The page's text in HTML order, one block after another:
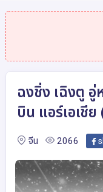
ฉงชิ่ง เฉิงตู อู่
บิน แอร์เอเชีย
จีน 2066